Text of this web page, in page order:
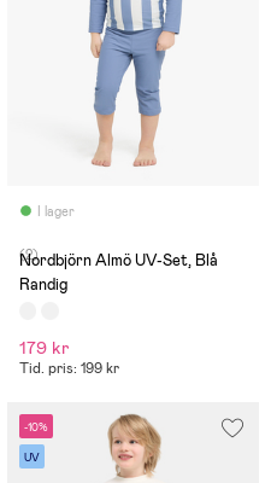
I lager
(2)
Nordbjörn Almö UV-Set, Blå
Randig
179 kr
Tid. pris: 199 kr
-10%
UV